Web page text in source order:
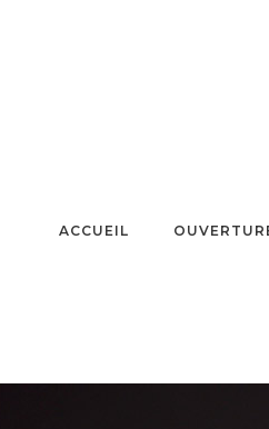
ACCUEIL